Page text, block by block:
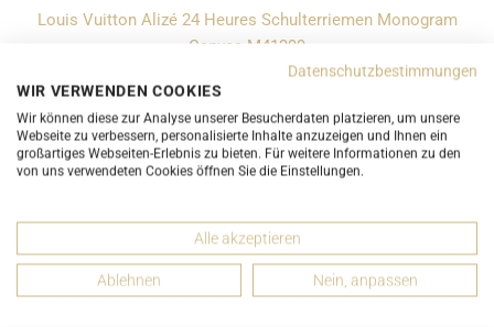
Louis Vuitton Alizé 24 Heures Schulterriemen Monogram
Canvas M41399
ab 650,00 CHF
Datenschutzbestimmungen
WIR VERWENDEN COOKIES
Wir können diese zur Analyse unserer Besucherdaten platzieren, um unsere
Webseite zu verbessern, personalisierte Inhalte anzuzeigen und Ihnen ein
großartiges Webseiten-Erlebnis zu bieten. Für weitere Informationen zu den
von uns verwendeten Cookies öffnen Sie die Einstellungen.
Alle akzeptieren
Ablehnen Nein, anpassen